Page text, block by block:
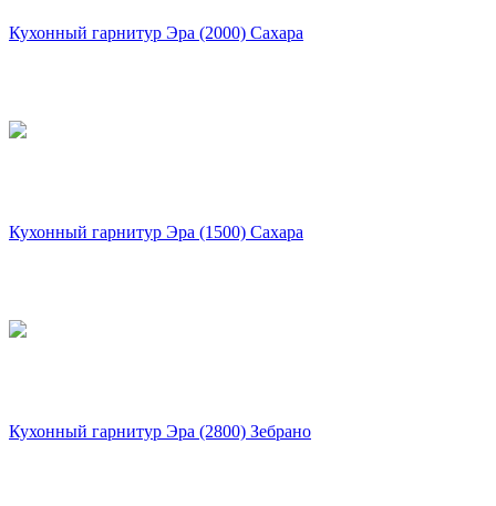
Кухонный гарнитур Эра (2000) Сахара
Кухонный гарнитур Эра (1500) Сахара
Кухонный гарнитур Эра (2800) Зебрано